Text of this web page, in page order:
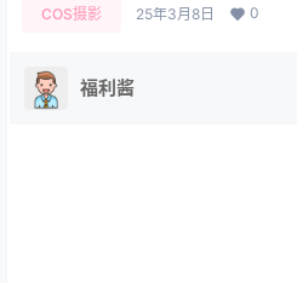
COS摄影 25年3月8日 0
福利酱